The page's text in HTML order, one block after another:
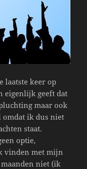
laatste keer op
eigenlijk geeft dat
maar ook
omdat ik dus niet
staat.
optie,
vinden met mijn
niet (ik